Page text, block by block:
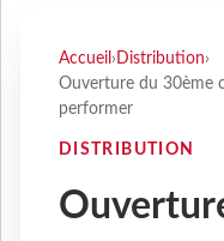
Accueil › Distribution›
Ouverture du 30ème
performer
DISTRIBUTION